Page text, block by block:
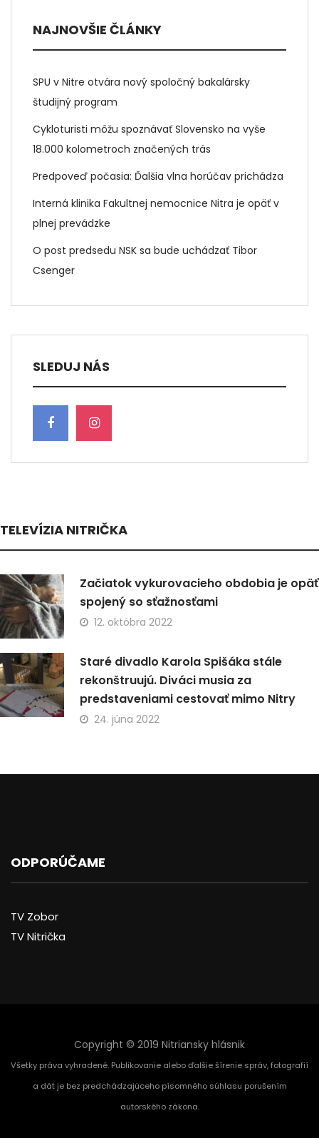
NAJNOVŠIE ČLÁNKY
SPU v Nitre otvára nový spoločný bakalársky
študijný program
Cykloturisti môžu spoznávať Slovensko na vyše
18.000 kolometroch značených trás
Predpoveď počasia: Ďalšia vlna horúčav prichádza
Interná klinika Fakultnej nemocnice Nitra je opäť v
plnej prevádzke
O post predsedu NSK sa bude uchádzať Tibor
Csenger
SLEDUJ NÁS
TELEVÍZIA NITRIČKA
Začiatok vykurovacieho obdobia je opäť
spojený so sťažnosťami
12. októbra 2022
Staré divadlo Karola Spišáka stále
rekonštruujú. Diváci musia za
predstaveniami cestovať mimo Nitry
24. júna 2022
ODPORÚČAME
TV Zobor
TV Nitrička
Copyright © 2019 Nitriansky hlásnik
Všetky práva vyhradené. Publikovanie alebo ďalšie šírenie správ, fotografií
a dát je bez predchádzajúceho písomného súhlasu porušením
autorského zákona.